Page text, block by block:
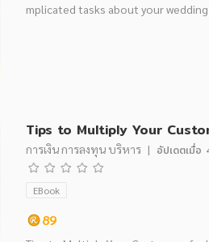
mplicated tasks about your
การเงิน การลงทุน บริหาร | อัปเดตเมื่อ
EBook
89